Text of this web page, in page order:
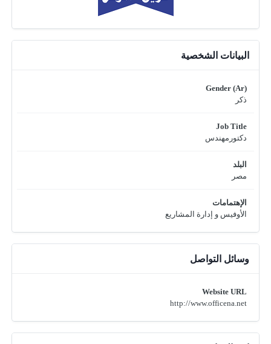
البيانات الشخصية
Gender (Ar)
ذكر
Job Title
دكتورمهندس
البلد
مصر
الإهتمامات
الأوفيس و إدارة المشاريع
وسائل التواصل
Website URL
http://www.officena.net